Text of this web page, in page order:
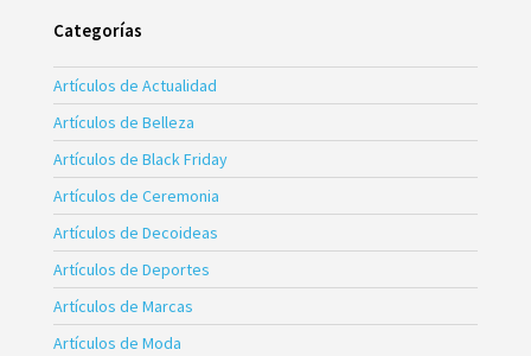
Categorías
Artículos de Actualidad
Artículos de Belleza
Artículos de Black Friday
Artículos de Ceremonia
Artículos de Decoideas
Artículos de Deportes
Artículos de Marcas
Artículos de Moda